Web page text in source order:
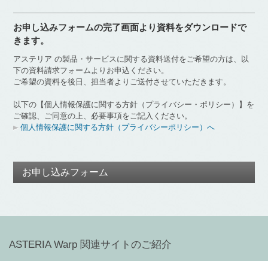
お申し込みフォームの完了画面より資料をダウンロードで
きます。
アステリア の製品・サービスに関する資料送付をご希望の方は、以
下の資料請求フォームよりお申込ください。
ご希望の資料を後日、担当者よりご送付させていただきます。
以下の【個人情報保護に関する方針（プライバシー・ポリシー）】を
ご確認、ご同意の上、必要事項をご記入ください。
個人情報保護に関する方針（プライバシーポリシー）へ
お申し込みフォーム
ASTERIA Warp 関連サイトのご紹介